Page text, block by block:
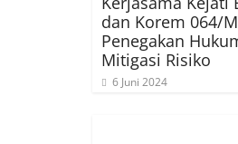
dan Korem 064/
Penegakan
Mitigasi Risiko
6 Juni 2024